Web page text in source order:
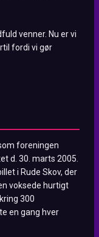
venner. Nu er vi
fordi vi gør
foreningen
d. 30. marts 2005.
i Rude Skov, der
voksede hurtigt
300
en gang hver